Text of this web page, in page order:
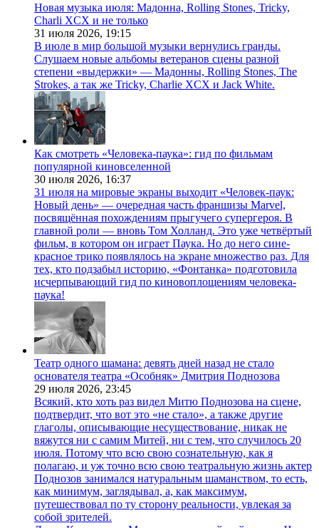
Новая музыка июля: Мадонна, Rolling Stones, Tricky,
Charli XCX и не только
31 июля 2026, 19:15
В июле в мир большой музыки вернулись гранды.
Слушаем новые альбомы ветеранов сцены разной
степени «выдержки» — Мадонны, Rolling Stones, The
Strokes, а так же Tricky, Charlie XCX и Jack White.
Как смотреть «Человека-паука»: гид по фильмам
популярной киновселенной
30 июля 2026, 16:37
31 июля на мировые экраны выходит «Человек-паук:
Новый день» — очередная часть франшизы Marvel,
посвящённая похождениям прыгучего супергероя. В
главной роли — вновь Том Холланд. Это уже четвёртый
фильм, в котором он играет Паука. Но до него сине-
красное трико появлялось на экране множество раз. Для
тех, кто подзабыл историю, «Фонтанка» подготовила
исчерпывающий гид по киновоплощениям человека-
паука!
Театр одного шамана: девять дней назад не стало
основателя театра «Особняк» Дмитрия Поднозова
29 июля 2026, 23:45
Всякий, кто хоть раз видел Митю Поднозова на сцене,
подтвердит, что вот это «не стало», а также другие
глаголы, описывающие несуществование, никак не
вяжутся ни с самим Митей, ни с тем, что случилось 20
июля. Потому что всю свою сознательную, как я
полагаю, и уж точно всю свою театральную жизнь актер
Поднозов занимался натуральным шаманством, то есть,
как минимум, заглядывал, а, как максимум,
путешествовал по ту сторону реальности, увлекая за
собой зрителей.